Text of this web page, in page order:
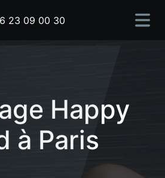
23 09 00 30
Happy
à Paris